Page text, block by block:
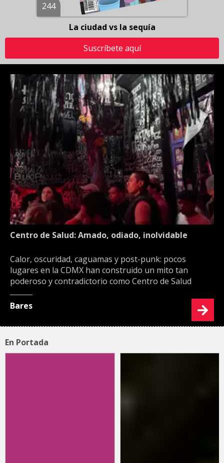
244
La ciudad vs la sequía
Suscríbete aquí
Centro de Salud: Amado, odiado, inolvidable
Calor, oscuridad, caguamas y post-punk: pocos
lugares en la CDMX han construido un mito tan
poderoso y contradictorio como Centro de Salud
Bares
En Portada